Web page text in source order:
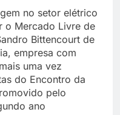
no setor elétrico
o Mercado Livre de
Bittencourt de
empresa com
uma vez
do Encontro da
pelo
ano